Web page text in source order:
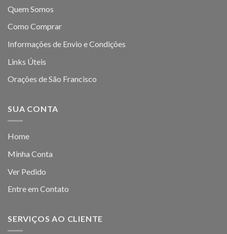
Quem Somos
Como Comprar
Informações de Envio e Condições
Links Úteis
Orações de São Francisco
SUA CONTA
Home
Minha Conta
Ver Pedido
Entre em Contato
SERVIÇOS AO CLIENTE